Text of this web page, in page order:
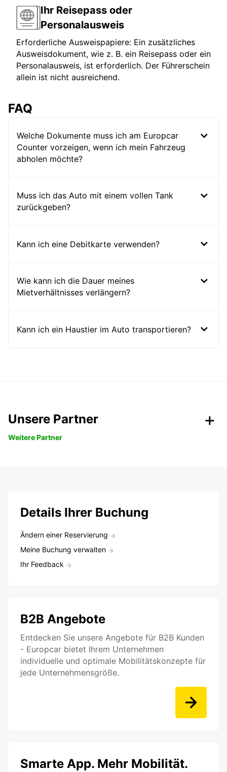
Ihr Reisepass oder
Personalausweis
Erforderliche Ausweispapiere: Ein zusätzliches
Ausweisdokument, wie z. B. ein Reisepass oder ein
Personalausweis, ist erforderlich. Der Führerschein
allein ist nicht ausreichend.
FAQ
Welche Dokumente muss ich am Europcar
Counter vorzeigen, wenn ich mein Fahrzeug
abholen möchte?
Muss ich das Auto mit einem vollen Tank
zurückgeben?
Kann ich eine Debitkarte verwenden?
Wie kann ich die Dauer meines
Mietverhältnisses verlängern?
Kann ich ein Haustier im Auto transportieren?
Unsere Partner
Weitere Partner
Details Ihrer Buchung
Ändern einer Reservierung
Meine Buchung verwalten
Ihr Feedback
B2B Angebote
Entdecken Sie unsere Angebote für B2B Kunden
- Europcar bietet Ihrem Unternehmen
individuelle und optimale Mobilitätskonzepte für
jede Unternehmensgröße.
Smarte App. Mehr Mobilität.